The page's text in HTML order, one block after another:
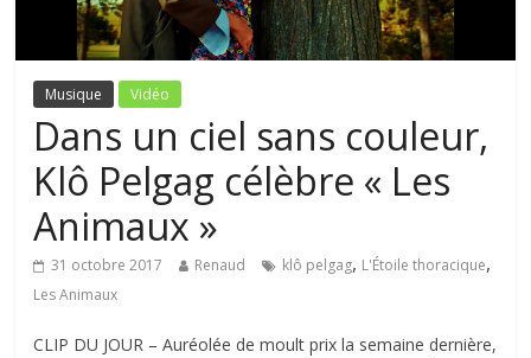
Musique Vidéo
Dans un ciel sans couleur,
Klô Pelgag célèbre « Les
Animaux »
31 octobre 2017 Renaud klô pelgag, L'Étoile thoracique,
Les Animaux
CLIP DU JOUR – Auréolée de moult prix la semaine dernière,